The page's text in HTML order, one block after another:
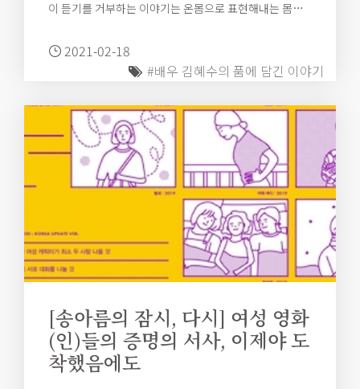
이 듣기를 거부하는 이야기는 온몸으로 표현해내는 몸짓,
수를 떠올릴 때 생각나는 몇 가지다.
2021-02-18
#배우 김혜수의 품에 담긴 이야기
[송아름의 잠시, 다시] 여성 영화
(인)들의 증명의 서사, 이제야 도
착했음에도